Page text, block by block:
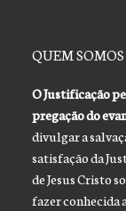
QUEM SOMOS
O Justificação
pregação do
divulgar a
satisfação da
de Jesus Cristo
fazer conhecida